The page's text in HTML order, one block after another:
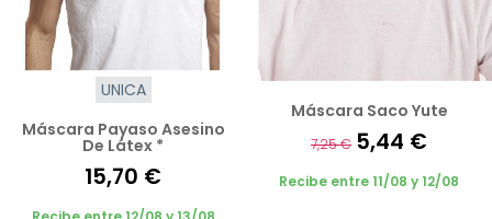
UNICA
Máscara Payaso Asesino
De Látex *
15,70 €
Máscara Saco Yute
7,25 € 5,44 €
Recibe entre 11/08 y 12/08